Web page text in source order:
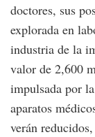
doctores, sus
explorada en
industria de la
valor de 2,600
impulsada por
aparatos
verán